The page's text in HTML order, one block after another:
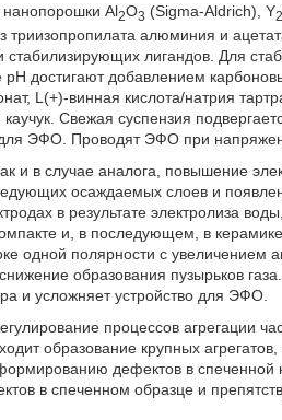
нанопорошки Al2O3 (Sigma-Aldrich), Y
алюминия и
стабилизирующих лигандов. Для
достигают добавлением
L(+)-винная кислота/натрия
Свежая суспензия
ЭФО. Проводят ЭФО при
и в случае аналога, повышение
осаждаемых слоев и
в результате электролиза
и, в последующем, в
одной полярности с увеличением
образования пузырьков
и усложняет устройство для ЭФО.
процессов агрегации
образование крупных
дефектов в
в спеченном образце и